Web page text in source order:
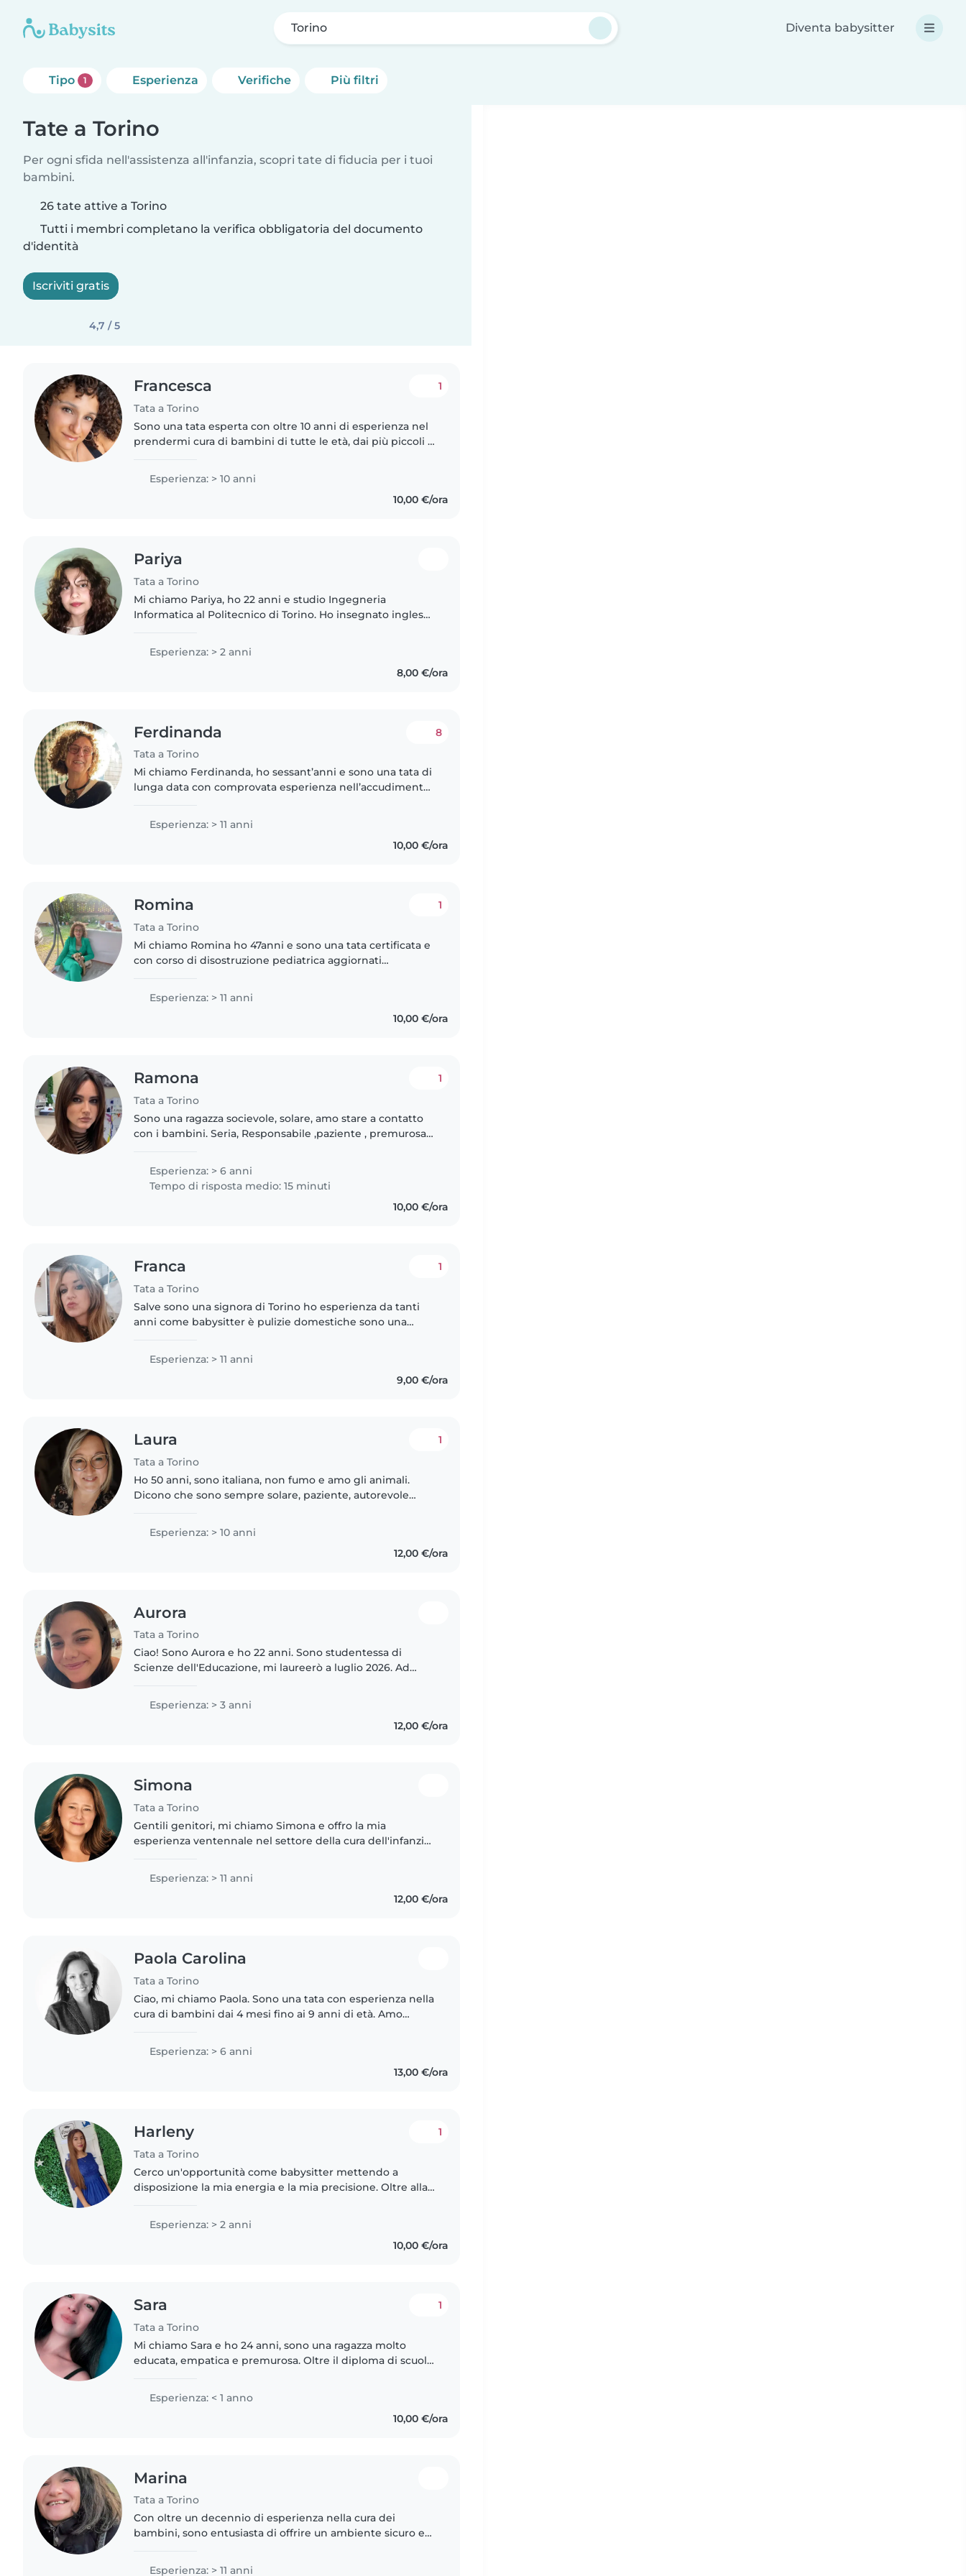
Torino Diventa babysitter
Tipo 1 Esperienza Verifiche Più filtri
Tate a Torino
Per ogni sfida nell'assistenza all'infanzia, scopri tate di fiducia per i tuoi
bambini.
26 tate attive a Torino
Tutti i membri completano la verifica obbligatoria del documento
d'identità
Iscriviti gratis
4,7 / 5
Francesca
Tata a Torino
1
Sono una tata esperta con oltre 10 anni di esperienza nel
prendermi cura di bambini di tutte le età, dai più piccoli ai
entusiasta,..
Esperienza: > 10 anni
10,00 €/ora
Pariya
Tata a Torino
Mi chiamo Pariya, ho 22 anni e studio Ingegneria
Informatica al Politecnico di Torino. Ho insegnato inglese
Esperienza: > 2 anni
8,00 €/ora
Ferdinanda
Tata a Torino
8
Mi chiamo Ferdinanda, ho sessant’anni e sono una tata di
lunga data con comprovata esperienza nell’accudimento
ormai adulti e nutro..
Esperienza: > 11 anni
10,00 €/ora
Romina
Tata a Torino
1
Mi chiamo Romina ho 47anni e sono una tata certificata e
con corso di disostruzione pediatrica aggiornati
questo lavoro da molti..
Esperienza: > 11 anni
10,00 €/ora
Ramona
Tata a Torino
1
Sono una ragazza socievole, solare, amo stare a contatto
con i bambini. Seria, Responsabile ,paziente , premurosa
ragazzini..
Esperienza: > 6 anni
Tempo di risposta medio: 15 minuti
10,00 €/ora
Franca
Tata a Torino
1
Salve sono una signora di Torino ho esperienza da tanti
anni come babysitter è pulizie domestiche sono una
svolgo il mio lavoro..
Esperienza: > 11 anni
9,00 €/ora
Laura
Tata a Torino
1
Ho 50 anni, sono italiana, non fumo e amo gli animali.
Dicono che sono sempre solare, paziente, autorevole
Esperienza: > 10 anni
12,00 €/ora
Aurora
Tata a Torino
Ciao! Sono Aurora e ho 22 anni. Sono studentessa di
Scienze dell'Educazione, mi laureerò a luglio 2026. Ad
da gennaio sarò..
Esperienza: > 3 anni
12,00 €/ora
Simona
Tata a Torino
Gentili genitori, mi chiamo Simona e offro la mia
esperienza ventennale nel settore della cura dell'infanzia.
scoprire il mondo..
Esperienza: > 11 anni
12,00 €/ora
Paola Carolina
Tata a Torino
Ciao, mi chiamo Paola. Sono una tata con esperienza nella
cura di bambini dai 4 mesi fino ai 9 anni di età. Amo
contraddistinguono un approccio..
Esperienza: > 6 anni
13,00 €/ora
Harleny
Tata a Torino
1
Cerco un'opportunità come babysitter mettendo a
disposizione la mia energia e la mia precisione. Oltre alla
pasti sani e veloci..
Esperienza: > 2 anni
10,00 €/ora
Sara
Tata a Torino
1
Mi chiamo Sara e ho 24 anni, sono una ragazza molto
educata, empatica e premurosa. Oltre il diploma di scuola
Esperienza: < 1 anno
10,00 €/ora
Marina
Tata a Torino
Con oltre un decennio di esperienza nella cura dei
bambini, sono entusiasta di offrire un ambiente sicuro e
inglese, italiano..
Esperienza: > 11 anni